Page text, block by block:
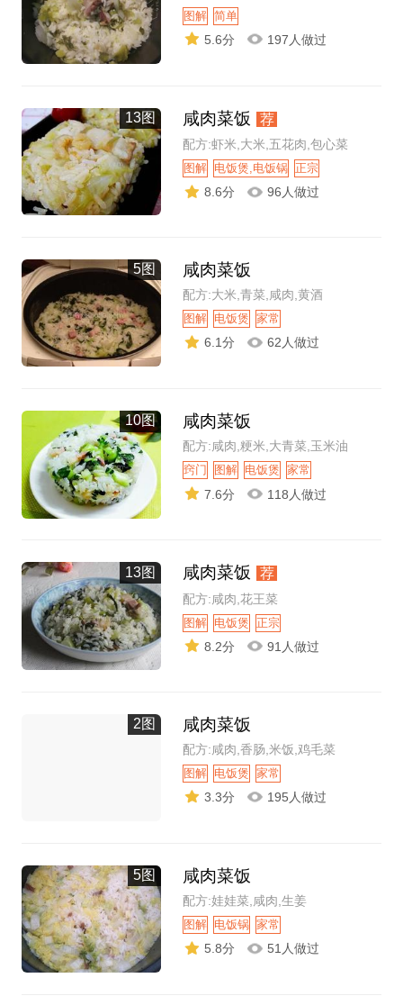
图解 简单
5.6分 197人做过
13图 咸肉菜饭 荐
配方:虾米,大米,五花肉,包心菜
图解 电饭煲,电饭锅 正宗
8.6分 96人做过
5图 咸肉菜饭
配方:大米,青菜,咸肉,黄酒
图解 电饭煲 家常
6.1分 62人做过
10图 咸肉菜饭
配方:咸肉,粳米,大青菜,玉米油
窍门 图解 电饭煲 家常
7.6分 118人做过
13图 咸肉菜饭 荐
配方:咸肉,花王菜
图解 电饭煲 正宗
8.2分 91人做过
2图 咸肉菜饭
配方:咸肉,香肠,米饭,鸡毛菜
图解 电饭煲 家常
3.3分 195人做过
5图 咸肉菜饭
配方:娃娃菜,咸肉,生姜
图解 电饭锅 家常
5.8分 51人做过